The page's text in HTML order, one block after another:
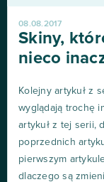
08.08.2017
Skiny,
nieco
Kolejny artykuł z
wyglądają trochę
artykuł z tej serii,
poprzednich
pierwszym
dlaczego są